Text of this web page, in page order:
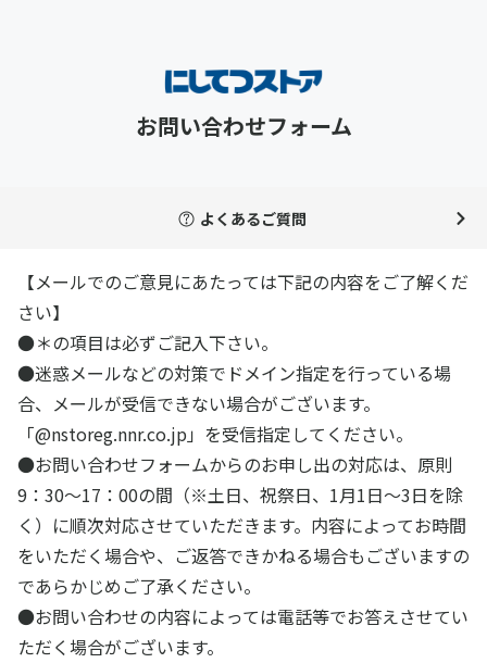
お問い合わせフォーム
よくあるご質問
【メールでのご意見にあたっては下記の内容をご了解くだ
さい】
●＊の項目は必ずご記入下さい。
●迷惑メールなどの対策でドメイン指定を行っている場
合、メールが受信できない場合がございます。
「@nstoreg.nnr.co.jp」を受信指定してください。
●お問い合わせフォームからのお申し出の対応は、原則
9：30～17：00の間（※土日、祝祭日、1月1日～3日を除
く）に順次対応させていただきます。内容によってお時間
をいただく場合や、ご返答できかねる場合もございますの
であらかじめご了承ください。
●お問い合わせの内容によっては電話等でお答えさせてい
ただく場合がございます。